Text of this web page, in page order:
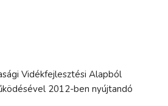
Vidékfejlesztési Alapból
2012-ben nyújtandó